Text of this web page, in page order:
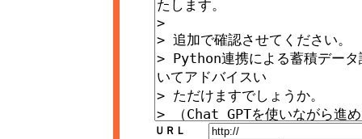
ＵＲＬ